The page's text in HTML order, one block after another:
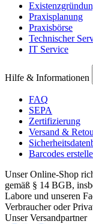
Praxisplanung
Praxisbörse
Technischer
IT Service
Hilfe & Informationen
FAQ
SEPA
Zertifizierung
Versand &
Barcodes
Unser Online-Shop
gemäß § 14 BGB,
Labore und unseren
Verbraucher oder
Unser Versandpartner